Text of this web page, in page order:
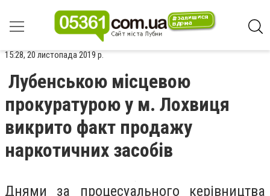
15:28, 20 листопада 2019 р.
Лубенською місцевою
прокуратурою у м. Лохвиця
викрито факт продажу
наркотичних засобів
Днями за процесуального керівництва